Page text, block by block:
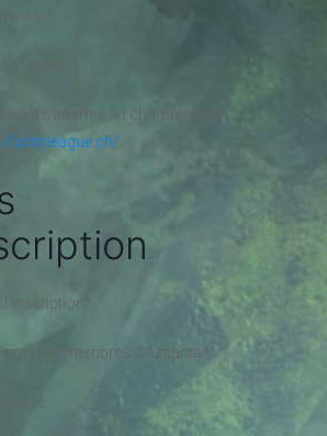
Regular
sont transmis au championnat
unityleague.ch/
l’inscription*
pour les membres d’Azcanta*